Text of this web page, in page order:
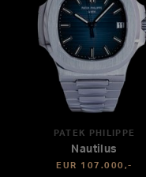
PATEK PHILIPPE
Nautilus
EUR 107.000,-